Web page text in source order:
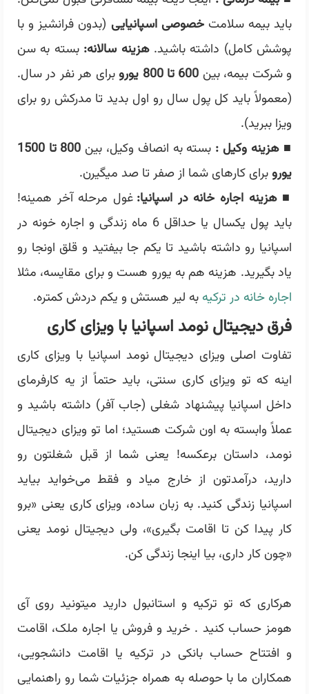
باید بیمه سلامتخصوصی اسپانیایی (بدون فرانشیز و با
پوشش کامل) داشته باشید.هزینه سالانه: بسته به سن
و شرکت بیمه، بین 600 تا 800 یورو
برای هر نفر در سال.
(معمولاً باید کل پول سال رو اول بدید تا مدرکش رو برای
ویزا ببرید).
■ هزینه وکیل : بسته به انصاف وکیل، بین
800 تا 1500
یورو برای کارهای شما از صفر تا صد میگیرن.
■هزینه اجاره خانه در اسپانیا: غول مرحله آخر همینه!
باید پول یکسال یا حداقل 6 ماه زندگی و اجاره خونه در
اسپانیا رو داشته باشید تا یکم جا بیفتید و قلق اونجا رو
یاد بگیرید. هزینه هم به یورو هست و برای مقایسه، مثلا
اجاره خانه در ترکیه به لیر هستش و یکم دردش کمتره.
فرق دیجیتال نومد اسپانیا با ویزای کاری
تفاوت اصلی ویزای دیجیتال نومد اسپانیا با ویزای کاری
اینه که تو ویزای کاری سنتی، باید حتماً از یه کارفرمای
داخل اسپانیا پیشنهاد شغلی (جاب آفر) داشته باشید و
عملاً وابسته به اون شرکت هستید؛ اما تو ویزای دیجیتال
نومد، داستان برعکسه! یعنی شما از قبل شغلتون رو
دارید، درآمدتون از خارج میاد و فقط می‌خواید بیاید
اسپانیا زندگی کنید. به زبان ساده، ویزای کاری یعنی «برو
کار پیدا کن تا اقامت بگیری»، ولی دیجیتال نومد یعنی
«چون کار داری، بیا اینجا زندگی کن.
هرکاری که تو ترکیه و استانبول دارید میتونید روی آی
هومز حساب کنید . خرید و فروش یا اجاره ملک، اقامت
و افتتاح حساب بانکی در ترکیه یا اقامت دانشجویی،
همکاران ما با حوصله به همراه جزئیات شما رو راهنمایی